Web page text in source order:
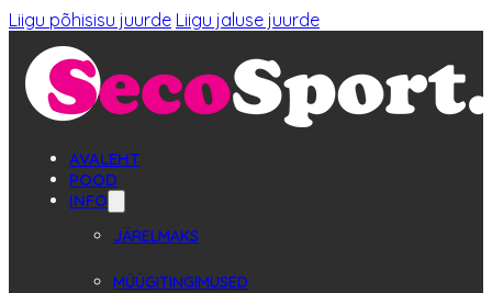
Liigu põhisisu juurde Liigu jaluse juurde
AVALEHT
POOD
INFO
JÄRELMAKS
MÜÜGITINGIMUSED